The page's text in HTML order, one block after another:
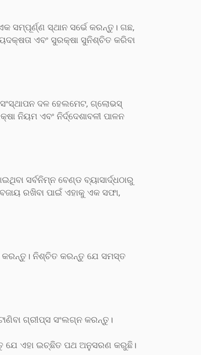
ସ୍ଥାନ ସର୍ଭେ କରନ୍ତୁ। ଗଛ,
ଏବଂ ସୁରକ୍ଷା ସୁନିଶ୍ଚିତ କରିବା
ଦଳ ହେଲମେଟ, ଗ୍ଲୋଭସ୍
ନିୟମ ଏବଂ ନିର୍ଦ୍ଦେଶାବଳୀ ପାଳନ
ସର୍ବନିମ୍ନ ବେଣ୍ଡ ବ୍ୟାସାର୍ଦ୍ଧଠାରୁ
ରଖିବା ପାଇଁ ଏହାକୁ ଏକ ସଫା,
କରନ୍ତୁ। ନିଶ୍ଚିତ କରନ୍ତୁ ଯେ ସମସ୍ତ
ଗ୍ରୀପ୍ସ ସଂଲଗ୍ନ କରନ୍ତୁ।
ଯେ ଏହା ଇଚ୍ଛିତ ପଥ ଅନୁସରଣ କରୁଛି।